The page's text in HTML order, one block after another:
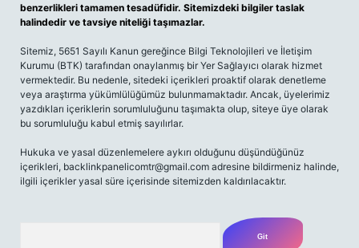
benzerlikleri tamamen tesadüfidir. Sitemizdeki bilgiler taslak
halindedir ve tavsiye niteliği taşımazlar.
Sitemiz, 5651 Sayılı Kanun gereğince Bilgi Teknolojileri ve İletişim
Kurumu (BTK) tarafından onaylanmış bir Yer Sağlayıcı olarak hizmet
vermektedir. Bu nedenle, sitedeki içerikleri proaktif olarak denetleme
veya araştırma yükümlülüğümüz bulunmamaktadır. Ancak, üyelerimiz
yazdıkları içeriklerin sorumluluğunu taşımakta olup, siteye üye olarak
bu sorumluluğu kabul etmiş sayılırlar.
Hukuka ve yasal düzenlemelere aykırı olduğunu düşündüğünüz
içerikleri, backlinkpanelicomtr@gmail.com adresine bildirmeniz halinde,
ilgili içerikler yasal süre içerisinde sitemizden kaldırılacaktır.